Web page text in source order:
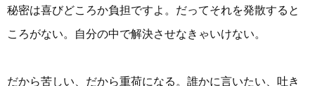
秘密は喜びどころか負担ですよ。だってそれを発散すると
ころがない。自分の中で解決させなきゃいけない。
だから苦しい、だから重荷になる。誰かに言いたい、吐き